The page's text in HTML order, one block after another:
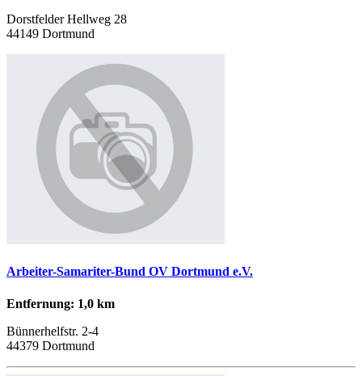
Dorstfelder Hellweg 28
44149 Dortmund
Arbeiter-Samariter-Bund OV Dortmund e.V.
Entfernung: 1,0 km
Bünnerhelfstr. 2-4
44379 Dortmund